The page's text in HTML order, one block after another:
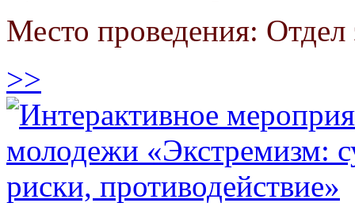
Место проведения: Отдел
>>